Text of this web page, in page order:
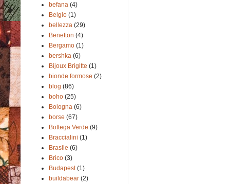
befana (4)
Belgio (1)
bellezza (29)
Benetton (4)
Bergamo (1)
bershka (6)
Bijoux Brigitte (1)
bionde formose (2)
blog (86)
boho (25)
Bologna (6)
borse (67)
Bottega Verde (9)
Braccialini (1)
Brasile (6)
Brico (3)
Budapest (1)
buildabear (2)